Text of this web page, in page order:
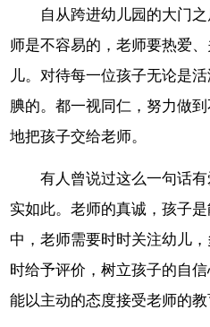
自从跨进幼儿园的大门
师是不容易的，老师要热爱
儿。对待每一位孩子无论是
腆的。都一视同仁，努力做
地把孩子交给老师。
有人曾说过这么一句话
实如此。老师的真诚，孩子
中，老师需要时时关注幼儿
时给予评价，树立孩子的自
能以主动的态度接受老师的教